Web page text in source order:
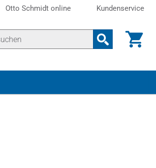
Otto Schmidt online Kundenservice